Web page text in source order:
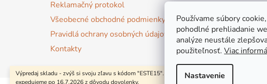
Používame súbory
pohodlné prehliadanie
analýze neustále
použiteľnosť. Viac
Nastavenie
Výpredaj skladu - zvýš si svoju zľavu s kódom "ESTE15". Objednávky
expedujeme po 16.7.2026 z dôvodu dovolenky.
Reklamačný protokol
Všeobecné obchodné podmienky
Pravidlá ochrany osobných údajov
Kontakty